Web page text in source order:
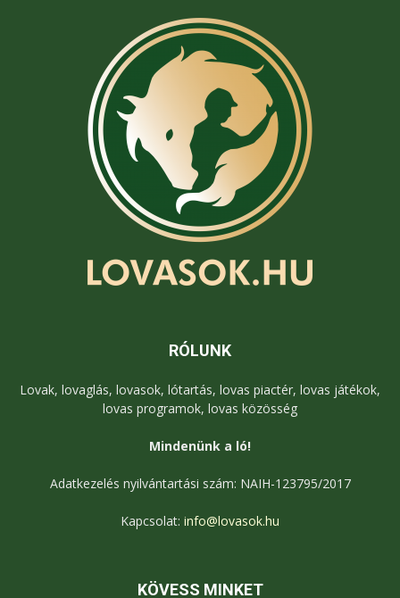
RÓLUNK
Lovak, lovaglás, lovasok, lótartás, lovas piactér, lovas játékok,
lovas programok, lovas közösség
Mindenünk a ló!
Adatkezelés nyilvántartási szám: NAIH-123795/2017
Kapcsolat: info@lovasok.hu
KÖVESS MINKET